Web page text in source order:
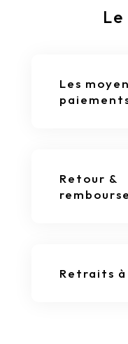
Les
Retour &
Retraits